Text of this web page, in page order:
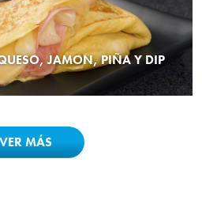
QUESO, JAMON, PIÑA Y DIP
VER MÁS